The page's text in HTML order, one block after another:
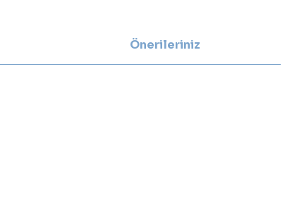
Önerileriniz